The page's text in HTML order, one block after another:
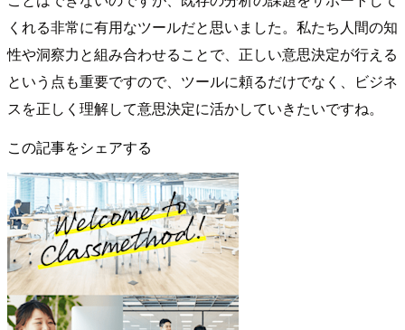
くれる非常に有用なツールだと思いました。私たち人間の知
性や洞察力と組み合わせることで、正しい意思決定が行える
という点も重要ですので、ツールに頼るだけでなく、ビジネ
スを正しく理解して意思決定に活かしていきたいですね。
この記事をシェアする